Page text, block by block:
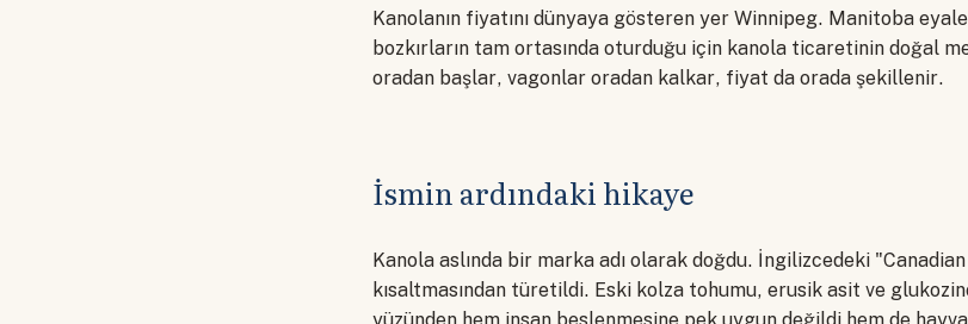
Kanolanın fiyatını dünyaya gösteren yer Winnipeg. Manitoba
bozkırların tam ortasında oturduğu için kanola ticaretinin doğal
oradan başlar, vagonlar oradan kalkar, fiyat da orada şekillenir.
İsmin ardındaki hikaye
Kanola aslında bir marka adı olarak doğdu. İngilizcedeki
kısaltmasından türetildi. Eski kolza tohumu, erusik asit ve